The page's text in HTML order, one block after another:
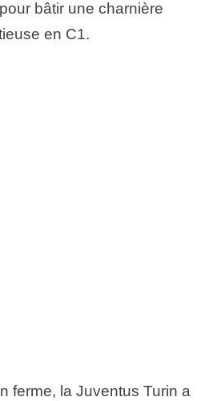
bâtir une charnière
en C1.
ferme, la Juventus Turin a